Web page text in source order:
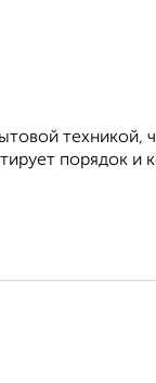
техникой,
порядок и